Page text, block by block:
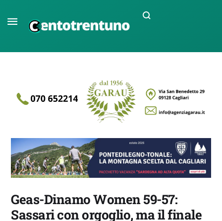
Geas-Dinamo Women 59-57:
Sassari con orgoglio, ma il finale